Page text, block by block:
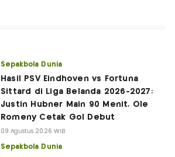
Sepakbola Dunia
Hasil PSV Eindhoven vs Fortuna
Sittard di Liga Belanda 2026-2027:
Justin Hubner Main 90 Menit, Ole
Romeny Cetak Gol Debut
09 Agustus 2026 WIB
Sepakbola Dunia